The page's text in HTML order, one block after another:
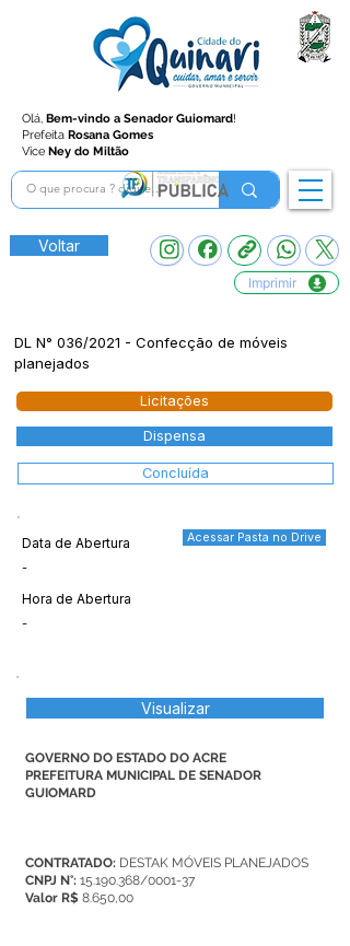
Olá, Bem-vindo a Senador Guiomard!
Prefeita Rosana Gomes
Vice Ney do Miltão
Voltar
Imprimir
DL N° 036/2021 - Confecção de móveis
planejados
Licitações
Dispensa
Concluída
Data de Abertura Acessar Pasta no Drive
-
Hora de Abertura
-
Visualizar
GOVERNO DO ESTADO DO ACRE
PREFEITURA MUNICIPAL DE SENADOR
GUIOMARD
CONTRATADO: DESTAK MÓVEIS PLANEJADOS
CNPJ N°: 15.190.368/0001-37
Valor R$ 8.650,00